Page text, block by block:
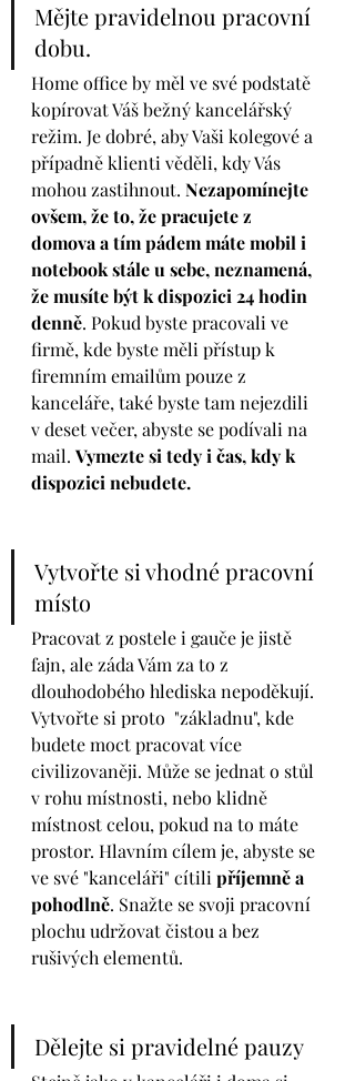
Mějte pravidelnou pracovní
dobu.
Home office by měl ve své podstatě
kopírovat Váš bežný kancelářský
režim. Je dobré, aby Vaši kolegové a
případně klienti věděli, kdy Vás
mohou zastihnout. Nezapomínejte
ovšem, že to, že pracujete z
domova a tím pádem máte mobil i
notebook stále u sebe, neznamená,
že musíte být k dispozici 24 hodin
denně. Pokud byste pracovali ve
firmě, kde byste měli přístup k
firemním emailům pouze z
kanceláře, také byste tam nejezdili
v deset večer, abyste se podívali na
mail. Vymezte si tedy i čas, kdy k
dispozici nebudete.
Vytvořte si vhodné pracovní
místo
Pracovat z postele i gauče je jistě
fajn, ale záda Vám za to z
dlouhodobého hlediska nepoděkují.
Vytvořte si proto  "základnu", kde
budete moct pracovat více
civilizovaněji. Může se jednat o stůl
v rohu místnosti, nebo klidně
místnost celou, pokud na to máte
prostor. Hlavním cílem je, abyste se
ve své "kanceláři" cítili příjemně a
pohodlně. Snažte se svoji pracovní
plochu udržovat čistou a bez
rušivých elementů.
Dělejte si pravidelné pauzy